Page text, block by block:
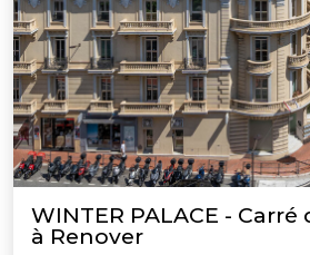
WINTER PALACE -
à Renover